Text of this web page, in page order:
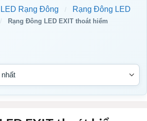
Rạng Đông /
Rạng Đông LED
/ Rạng Đông LED EXIT thoát hiểm